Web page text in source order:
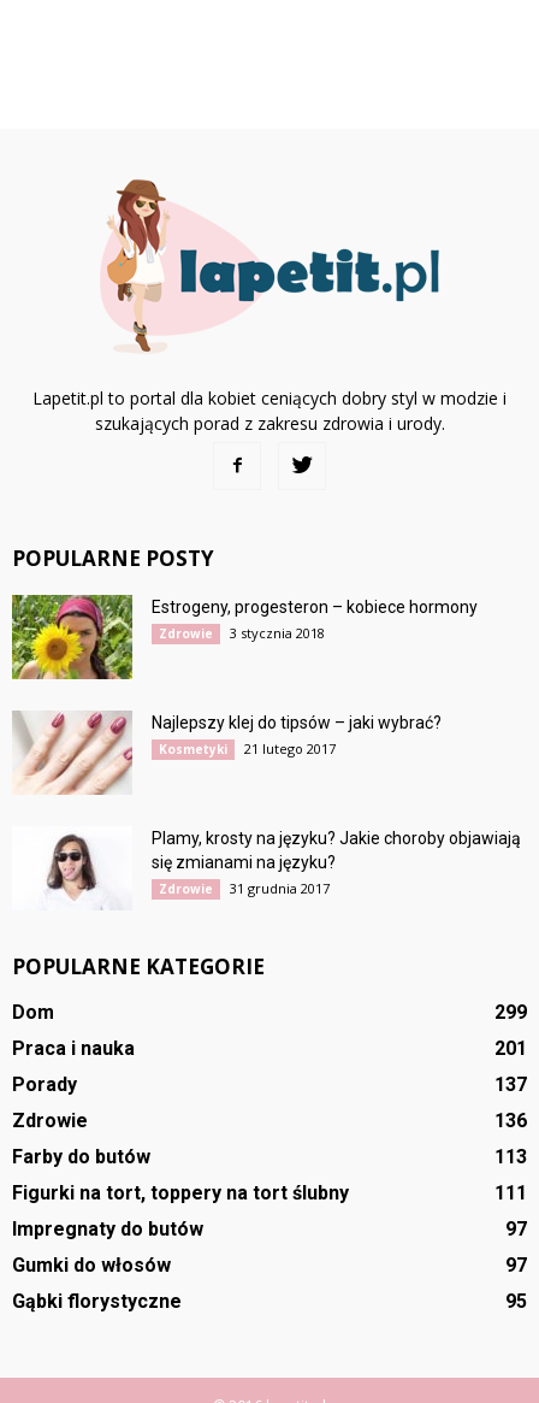
Lapetit.pl to portal dla kobiet ceniących dobry styl w modzie i
szukających porad z zakresu zdrowia i urody.
POPULARNE POSTY
Estrogeny, progesteron – kobiece hormony
Zdrowie 3 stycznia 2018
Najlepszy klej do tipsów – jaki wybrać?
Kosmetyki 21 lutego 2017
Plamy, krosty na języku? Jakie choroby objawiają
się zmianami na języku?
Zdrowie 31 grudnia 2017
POPULARNE KATEGORIE
Dom
299
Praca i nauka
201
Porady
137
Zdrowie
136
Farby do butów
113
Figurki na tort, toppery na tort ślubny
111
Impregnaty do butów
97
Gumki do włosów
97
Gąbki florystyczne
95